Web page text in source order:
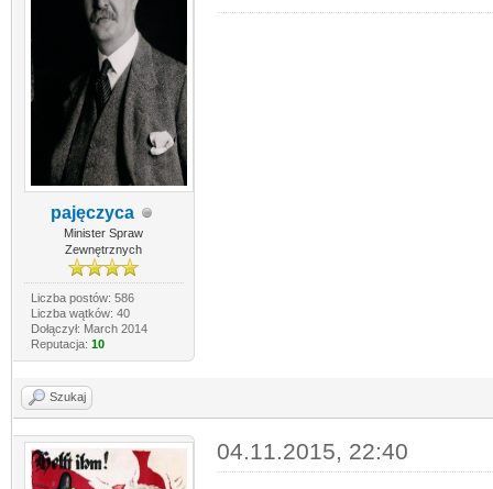
pajęczyca
Minister Spraw
Zewnętrznych
Liczba postów: 586
Liczba wątków: 40
Dołączył: March 2014
Reputacja: 10
Szukaj
04.11.2015, 22:40